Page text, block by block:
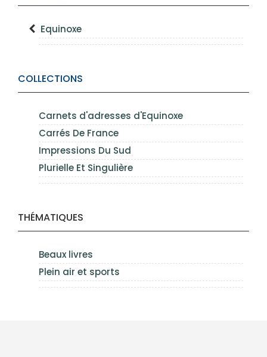
Equinoxe
COLLECTIONS
Carnets d'adresses d'Equinoxe
Carrés De France
Impressions Du Sud
Plurielle Et Singulière
THÉMATIQUES
Beaux livres
Plein air et sports